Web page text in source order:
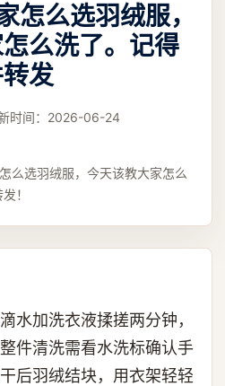
怎么选羽绒服，
么洗了。记得
发
时间： 2026-06-24
么选羽绒服，今天该教大家怎么
！
水加洗衣液揉搓两分钟，
件清洗需看水洗标确认手
后羽绒结块，用衣架轻轻